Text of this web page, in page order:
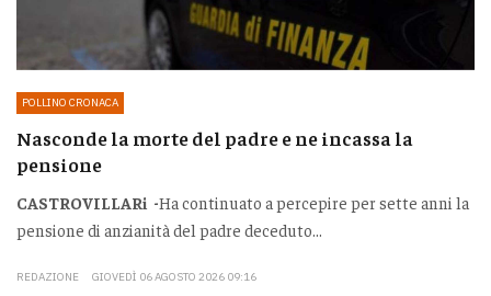
POLLINO CRONACA
Nasconde la morte del padre e ne incassa la
pensione
CASTROVILLARi -Ha continuato a percepire per sette anni la
pensione di anzianità del padre deceduto...
REDAZIONE GIOVEDÌ 06 AGOSTO 2026 09:16